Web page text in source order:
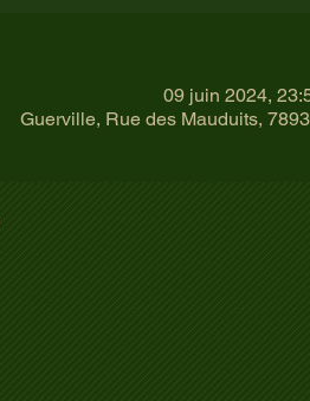
09 juin 2024,
Guerville, Rue des Mauduits,